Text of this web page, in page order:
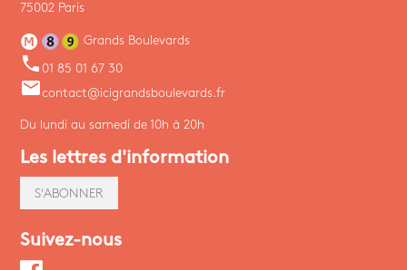
75002 Paris
Grands Boulevards
phone 01 85 01 67 30
emailcontact@icigrandsboulevards.fr
Du lundi au samedi de 10h à 20h
Les lettres d'information
S'ABONNER
Suivez-nous